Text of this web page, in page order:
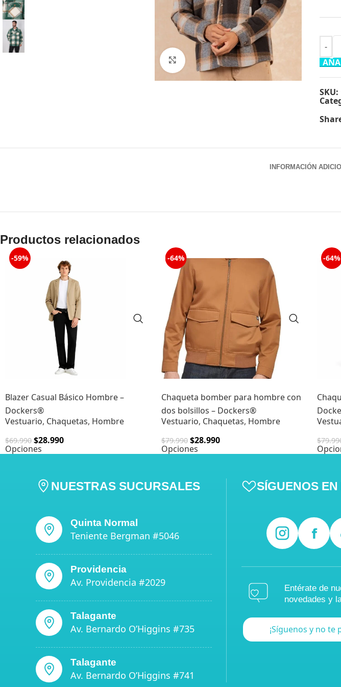
Click to enlarge
SKU:
INFORMACIÓN
Productos relacionados
-59%
Blazer Casual Básico Hombre –
Dockers®
Vestuario, Chaquetas, Hombre
$69.990 $28.990
Opciones
-64%
Chaqueta bomber para hombre con
dos bolsillos – Dockers®
Vestuario, Chaquetas, Hombre
$79.990 $28.990
Opciones
-64%
$
NUESTRAS SUCURSALES
Quinta Normal
Teniente Bergman #5046
Providencia
Av. Providencia #2029
Talagante
Av. Bernardo O’Higgins #735
Talagante
Av. Bernardo O’Higgins #741
SÍGUENOS
Entérate de
novedades y
¡Síguenos y no te